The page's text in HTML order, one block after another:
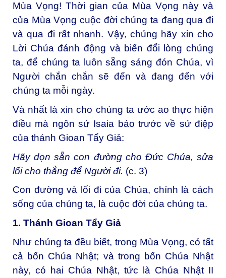
Mùa Vọng! Thời gian của Mùa Vọng này và
của Mùa Vọng cuộc đời chúng ta đang qua đi
và qua đi rất nhanh. Vậy, chúng hãy xin cho
Lời Chúa đánh động và biến đổi lòng chúng
ta, để chúng ta luôn sẵng sáng đón Chúa, vì
Người chắn chắn sẽ đến và đang đến với
chúng ta mỗi ngày.
Và nhất là xin cho chúng ta ước ao thực hiện
điều mà ngôn sứ Isaia báo trước về sứ điệp
của thánh Gioan Tẩy Giả:
Hãy dọn sẵn con đường cho Đức Chúa, sửa
lối cho thẳng để Người đi. (c. 3)
Con đường và lối đi của Chúa, chính là cách
sống của chúng ta, là cuộc đời của chúng ta.
1. Thánh Gioan Tẩy Giả
Như chúng ta đều biết, trong Mùa Vọng, có tất
cả bốn Chúa Nhật; và trong bốn Chúa Nhật
này, có hai Chúa Nhật, tức là Chúa Nhật II